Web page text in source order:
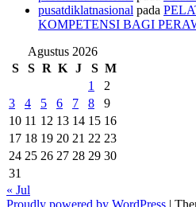
pusatdiklatnasional pada
KOMPETENSI BAGI
Agustus 2026
S
S R K J S M
1
2
3
4 5 6 7 8
9
10 11 12 13 14 15 16
17 18 19 20 21 22 23
24 25 26 27 28 29 30
31
« Jul